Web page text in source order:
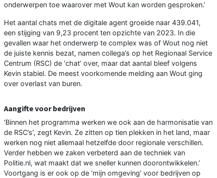
onderwerpen toe waarover met Wout kan worden gesproken.’
Het aantal chats met de digitale agent groeide naar 439.041,
een stijging van 9,23 procent ten opzichte van 2023. In die
gevallen waar het onderwerp te complex was of Wout nog niet
de juiste kennis bezat, namen collega’s op het Regionaal Service
Centrum (RSC) de ‘chat’ over, maar dat aantal bleef volgens
Kevin stabiel. De meest voorkomende melding aan Wout ging
over overlast van buren.
Aangifte voor bedrijven
‘Binnen het programma werken we ook aan de harmonisatie van
de RSC’s’, zegt Kevin. Ze zitten op tien plekken in het land, maar
werken nog niet allemaal hetzelfde door regionale verschillen.
Verder hebben we zaken verbeterd aan de techniek van
Politie.nl, wat maakt dat we sneller kunnen doorontwikkelen.’
Voortgang is er ook op de ‘mijn omgeving’ voor bedrijven op